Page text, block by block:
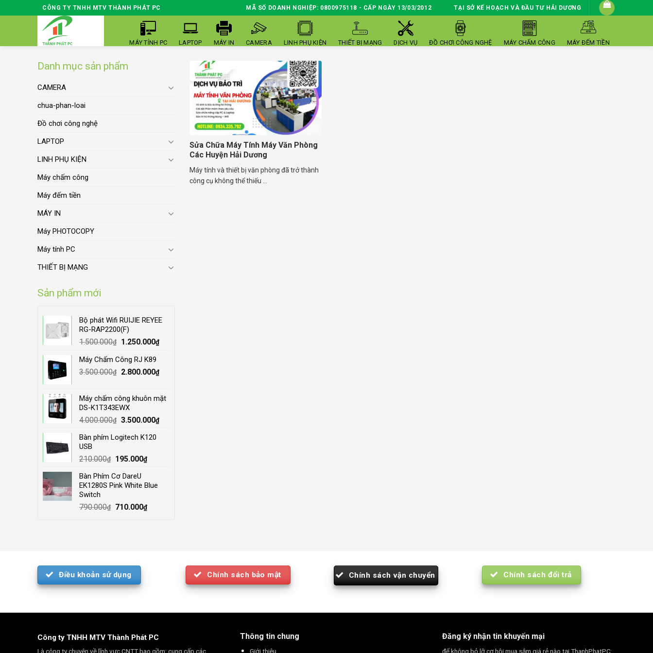
to
CÔNG TY TNHH MTV THÀNH PHÁT PC MÃ SỐ DOANH NGHIỆP: 0800975118 - CẤP NGÀY 13/03/2012 TẠI SỞ KẾ HOẠCH VÀ ĐẦU TƯ HẢI DƯƠNG
MÁY TÍNH PC LAPTOP MÁY IN CAMERA LINH PHỤ KIỆN THIẾT BỊ MẠNG DỊCH VỤ ĐỒ CHƠI CÔNG NGHỆ MÁY CHẤM CÔNG MÁY ĐẾM TIỀN
Danh mục sản phẩm
CAMERA
chua-phan-loai
Đồ chơi công nghệ
LAPTOP
LINH PHỤ KIỆN
Máy chấm công
Máy đếm tiền
MÁY IN
Máy PHOTOCOPY
Máy tính PC
THIẾT BỊ MẠNG
Sản phẩm mới
Bộ phát Wifi RUIJIE REYEE
RG-RAP2200(F)
1.500.000₫
Original
was:
1.500.000₫.
1.250.000₫Current
1.250.000₫.
Máy Chấm Công RJ K89
3.500.000₫
Original
3.500.000₫.
2.800.000₫Current
2.800.000₫.
Máy chấm công khuôn mặt
DS-K1T343EWX
4.000.000₫ Original
was:
3.500.000₫Current
Bàn phím Logitech K120
USB
210.000₫
Original
was:
210.000₫.
195.000₫Current
195.000₫.
Bàn Phím Cơ DareU
EK1280S Pink White Blue
Switch
790.000₫
Original
710.000₫Current
Sửa Chữa Máy Tính Máy Văn Phòng
Các Huyện Hải Dương
Máy tính và thiết bị văn phòng đã trở thành
công cụ không thể thiếu ...
Điều khoản sử dụng Chính sách bảo mật Chính sách vận chuyển Chính sách đổi trả
Công ty TNHH MTV Thành Phát PC
Là công ty chuyên về lĩnh vực CNTT bao gồm: cung cấp các
Thông tin chung
Giới thiệu
Đăng ký nhận tin khuyến mại
để không bỏ lỡ cơ hội mua sắm giá rẻ nào tại ThanhPhatPC: